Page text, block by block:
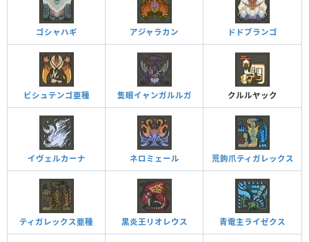
ゴシャハギ アジャラカン ドドブランゴ
ビシュテンゴ亜種 隻眼イャンガルルガ クルルヤック
イヴェルカーナ ネロミェール 荒鉤爪ティガレックス
ティガレックス亜種 黒炎王リオレウス 青電主ライゼクス